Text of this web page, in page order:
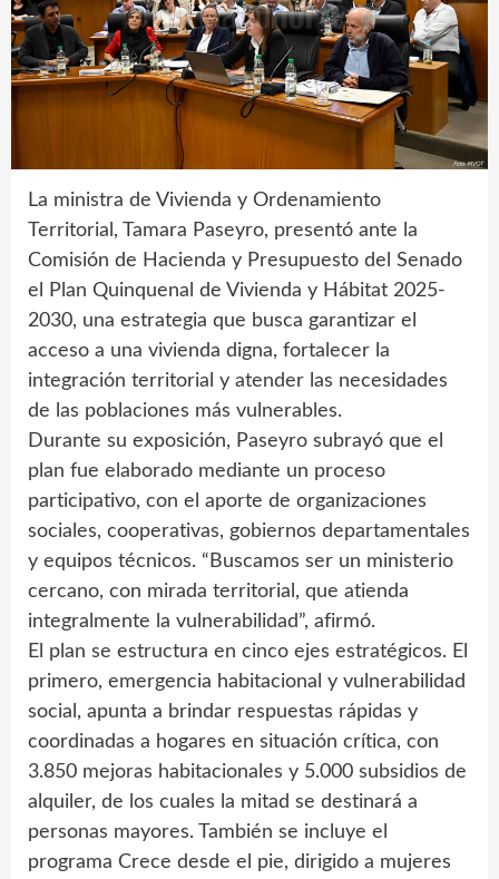
La ministra de Vivienda y Ordenamiento
Territorial, Tamara Paseyro, presentó ante la
Comisión de Hacienda y Presupuesto del Senado
el Plan Quinquenal de Vivienda y Hábitat 2025-
2030, una estrategia que busca garantizar el
acceso a una vivienda digna, fortalecer la
integración territorial y atender las necesidades
de las poblaciones más vulnerables.
Durante su exposición, Paseyro subrayó que el
plan fue elaborado mediante un proceso
participativo, con el aporte de organizaciones
sociales, cooperativas, gobiernos departamentales
y equipos técnicos. “Buscamos ser un ministerio
cercano, con mirada territorial, que atienda
integralmente la vulnerabilidad”, afirmó.
El plan se estructura en cinco ejes estratégicos. El
primero, emergencia habitacional y vulnerabilidad
social, apunta a brindar respuestas rápidas y
coordinadas a hogares en situación crítica, con
3.850 mejoras habitacionales y 5.000 subsidios de
alquiler, de los cuales la mitad se destinará a
personas mayores. También se incluye el
programa Crece desde el pie, dirigido a mujeres